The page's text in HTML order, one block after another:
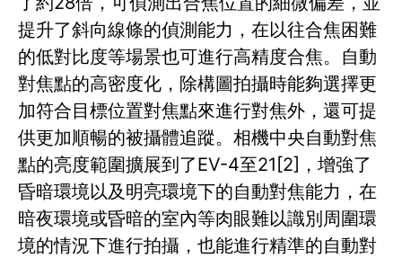
提升了斜向線條的偵測能力，在以往合焦困難
的低對比度等場景也可進行高精度合焦。自動
對焦點的高密度化，除構圖拍攝時能夠選擇更
加符合目標位置對焦點來進行對焦外，還可提
供更加順暢的被攝體追蹤。相機中央自動對焦
點的亮度範圍擴展到了EV-4至21[2]，增強了
昏暗環境以及明亮環境下的自動對焦能力，在
暗夜環境或昏暗的室內等肉眼難以識別周圍環
境的情況下進行拍攝，也能進行精準的自動對